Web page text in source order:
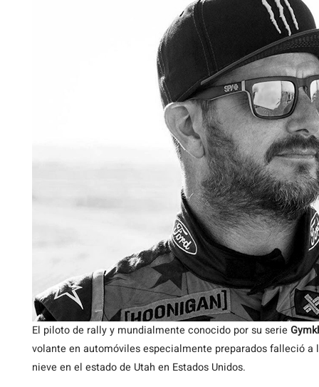
El piloto de rally y mundialmente conocido por su serie
volante en automóviles especialmente preparados falleció
nieve en el estado de Utah en Estados Unidos.